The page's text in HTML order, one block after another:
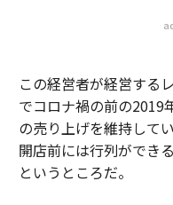
この経営者が経営する
でコロナ禍の前の2019
の売り上げを維持して
開店前には行列ができ
というところだ。